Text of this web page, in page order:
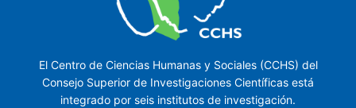
El Centro de Ciencias Humanas y Sociales (CCHS) del
Consejo Superior de Investigaciones Científicas está
integrado por seis institutos de investigación.